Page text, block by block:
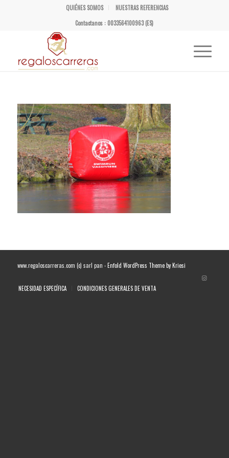
QUIÉNES SOMOS
NUESTRAS REFERENCIAS
Contactanos : 0033564100963 (ES)
www.regaloscarreras.com (c) sarl pan -Enfold WordPress Theme by Kriesi
NECESIDAD ESPECÍFICA CONDICIONES GENERALES DE VENTA